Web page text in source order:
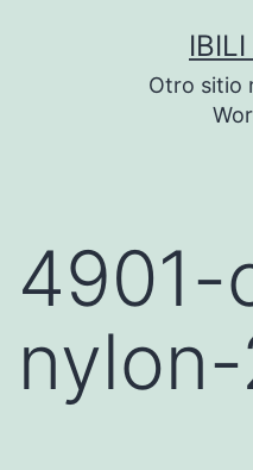
IBILI
Otro sitio
4901-